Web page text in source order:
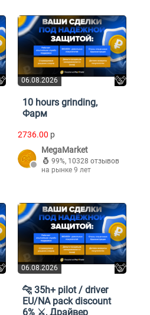
06.08.2026
10 hours grinding,
Фарм
2736.00 p
MegaMarket
99%, 10328 отзывов
на рынке 9 лет
06.08.2026
🐆 35h+ pilot / driver
EU/NA pack discount
6% ⚔️, Драйвер